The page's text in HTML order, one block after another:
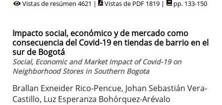
Vistas de resúmen 4621 | Vistas de PDF 1819 | pp. 133-150
Impacto social, económico y de mercado como
consecuencia del Covid-19 en tiendas de barrio en el
sur de Bogotá
Social, Economic and Market Impact of Covid-19 on
Neighborhood Stores in Southern Bogota
Brallan Exneider Rico-Pencue, Johan Sebastián Vera-
Castillo, Luz Esperanza Bohórquez-Arévalo